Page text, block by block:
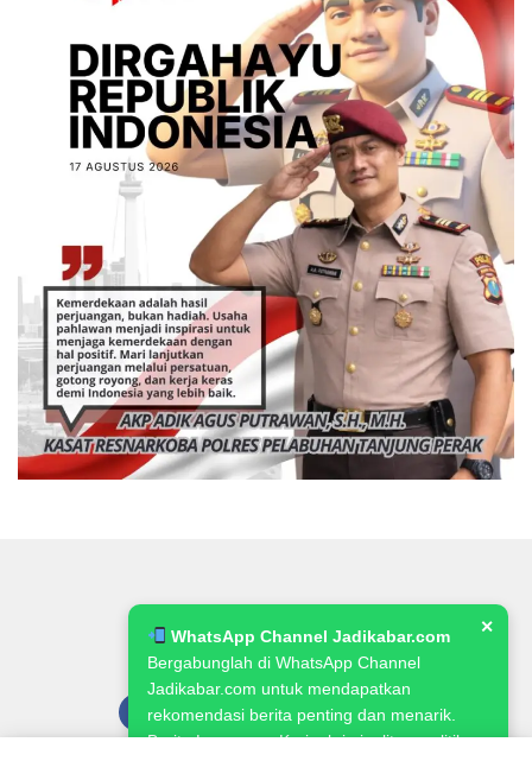
WhatsApp Channel Jadikabar.com
Bergabunglah di WhatsApp Channel
Jadikabar.com untuk mendapatkan
rekomendasi berita penting dan menarik.
Berita Lowongan Kerja, kriminalitas, politik,
✕